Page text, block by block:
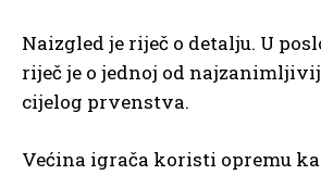
Naizgled je riječ o detalju. U
riječ je o jednoj od
cijelog prvenstva.
Većina igrača koristi opremu